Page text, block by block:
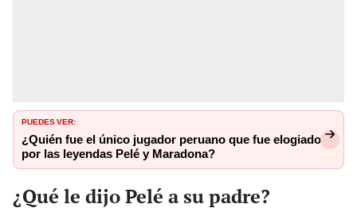
PUEDES VER:
¿Quién fue el único jugador peruano que fue elogiado
por las leyendas Pelé y Maradona?
¿Qué le dijo Pelé a su padre?